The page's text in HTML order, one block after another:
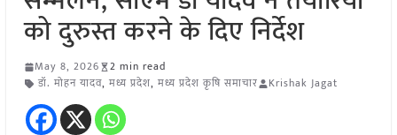
को दुरुस्त करने के दिए निर्देश
May 8, 2026
2 min read
डॉ. मोहन यादव, मध्य प्रदेश, मध्य प्रदेश कृषि समाचार Krishak Jagat